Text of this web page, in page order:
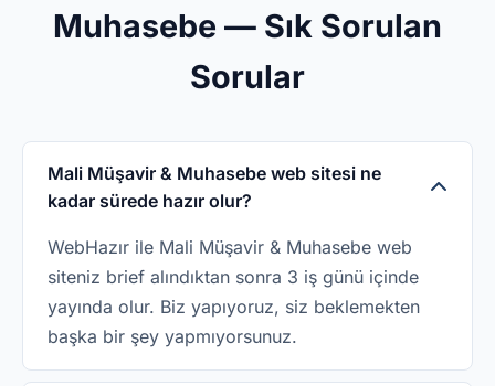
Muhasebe — Sık Sorulan
Sorular
Mali Müşavir & Muhasebe web sitesi ne
kadar sürede hazır olur?
WebHazır ile Mali Müşavir & Muhasebe web
siteniz brief alındıktan sonra 3 iş günü içinde
yayında olur. Biz yapıyoruz, siz beklemekten
başka bir şey yapmıyorsunuz.